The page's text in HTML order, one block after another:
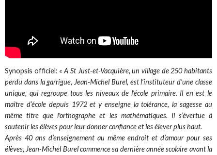
Synopsis officiel: « A St Just-et-Vacquière, un village de 250 habitants
perdu dans la garrigue, Jean-Michel Burel, est l’instituteur d’une classe
unique, qui regroupe tous les niveaux de l’école primaire. Il en est le
maître d’école depuis 1972 et y enseigne la tolérance, la sagesse au
même titre que l'orthographe et les mathématiques. Il s’évertue à
soutenir les élèves pour leur donner confiance et les élever plus haut.
Après 40 ans d’enseignement au même endroit et d’amour pour ses
élèves, Jean-Michel Burel commence sa dernière année scolaire avant la